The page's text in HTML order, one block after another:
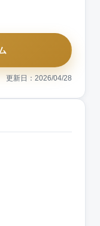
更新日：2026/04/28